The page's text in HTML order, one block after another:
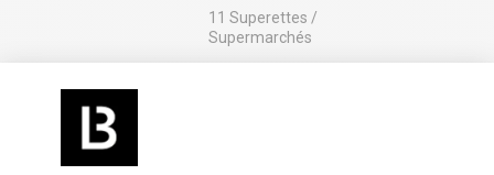
11 Superettes /
Supermarchés
Santé
6 Pharmacies /
Parapharmacies